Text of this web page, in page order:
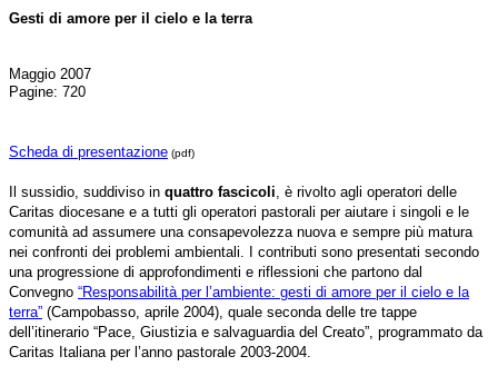
Gesti di amore per il cielo e la terra
Maggio 2007
Pagine: 720
Scheda di presentazione (pdf)
Il sussidio, suddiviso in quattro fascicoli , è rivolto agli operatori delle
Caritas diocesane e a tutti gli operatori pastorali per aiutare i singoli e le
comunità ad assumere una consapevolezza nuova e sempre più matura
nei confronti dei problemi ambientali. I contributi sono presentati secondo
una progressione di approfondimenti e riflessioni che partono dal
Convegno “Responsabilità per l’ambiente: gesti di amore per il cielo e la
terra” (Campobasso, aprile 2004), quale seconda delle tre tappe
dell’itinerario “Pace, Giustizia e salvaguardia del Creato”, programmato da
Caritas Italiana per l’anno pastorale 2003-2004.